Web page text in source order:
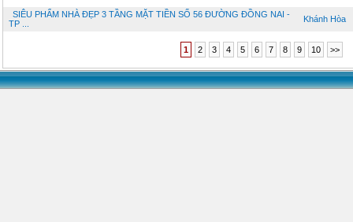
SIÊU PHẨM NHÀ ĐẸP 3 TẦNG MẶT TIỀN SỐ 56 ĐƯỜNG ĐỒNG NAI -
TP ...
Khánh Hòa
1 2 3 4 5 6 7 8 9 10 >>